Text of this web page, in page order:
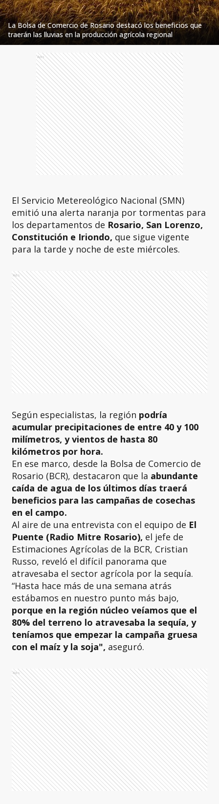
La Bolsa de Comercio de Rosario destacó los beneficios que
traerán las lluvias en la producción agrícola regional
Ads
El Servicio Metereológico Nacional (SMN)
emitió una alerta naranja por tormentas para
los departamentos de Rosario, San Lorenzo,
Constitución e Iriondo, que sigue vigente
para la tarde y noche de este miércoles.
Ads
Según especialistas, la región podría
acumular precipitaciones de entre 40 y 100
milímetros, y vientos de hasta 80
kilómetros por hora.
En ese marco, desde la Bolsa de Comercio de
Rosario (BCR), destacaron que la abundante
caída de agua de los últimos días traerá
beneficios para las campañas de cosechas
en el campo.
Al aire de una entrevista con el equipo de El
Puente (Radio Mitre Rosario), el jefe de
Estimaciones Agrícolas de la BCR, Cristian
Russo, reveló el difícil panorama que
atravesaba el sector agrícola por la sequía.
“Hasta hace más de una semana atrás
estábamos en nuestro punto más bajo,
porque en la región núcleo veíamos que el
80% del terreno lo atravesaba la sequía, y
teníamos que empezar la campaña gruesa
con el maíz y la soja", aseguró.
Ads